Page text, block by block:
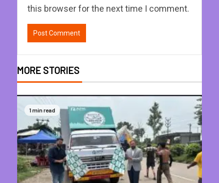
this browser for the next time I comment.
MORE STORIES
1 min read